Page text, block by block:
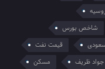
شاخص بورس
قیمت نفت
ظریف مسکن